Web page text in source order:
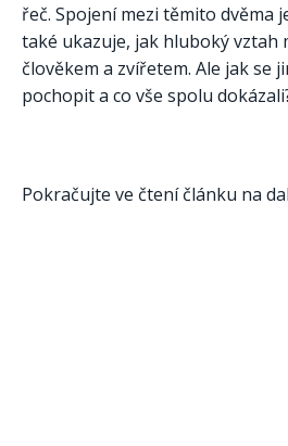
řeč. Spojení mezi těmito dvěma
také ukazuje, jak hluboký vztah
člověkem a zvířetem. Ale jak se
pochopit a co vše spolu
Pokračujte ve čtení článku na